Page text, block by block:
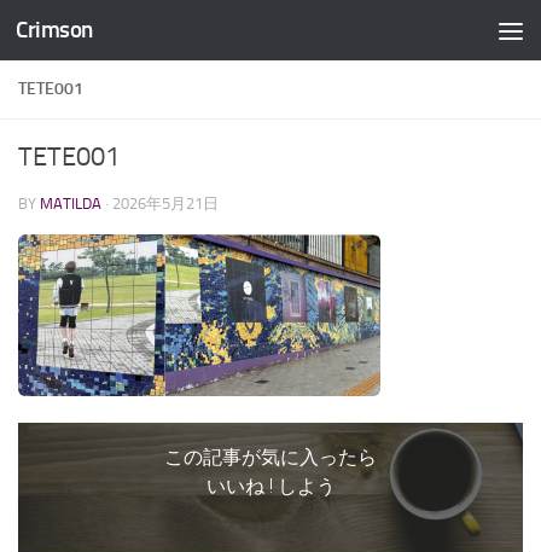
コンテンツへスキップ
Crimson
TETE001
TETE001
BY MATILDA · 2026年5月21日
この記事が気に入ったら
いいね ! しよう